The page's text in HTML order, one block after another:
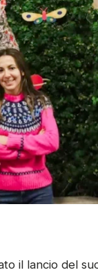
il lancio del